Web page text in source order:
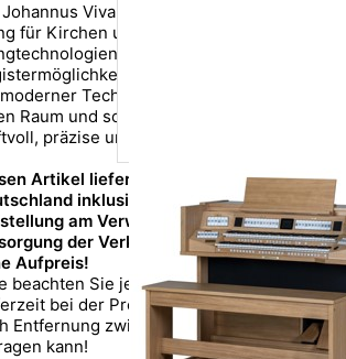
Vivaldi 360 Sakralorgel bietet
für Kirchen und Zuhause. Mit
und einer Vielzahl von
vereint sie traditionelle
Technik. Ihr elegantes Design
Raum und sorgt für ein erstklassiges
präzise und inspirierend.
Artikel liefern wir Ihnen innerhalb
inklusive Aufbau,
am Verwendungsort und
der Verkaufsverpackung
Aufpreis!
beachten Sie jedoch, dass die
bei der Premiumlieferung je
Entfernung zwischen 1-2 Wochen ab
kann!